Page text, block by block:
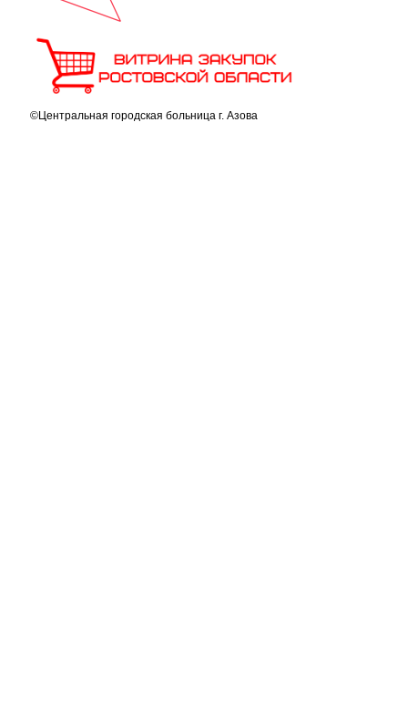
©Центральная городская больница г. Азова